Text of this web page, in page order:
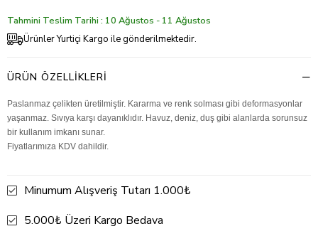
Tahmini Teslim Tarihi : 10 Ağustos - 11 Ağustos
Ürünler Yurtiçi Kargo ile gönderilmektedir.
ÜRÜN ÖZELLIKLERI
Paslanmaz çelikten üretilmiştir. Kararma ve renk solması gibi deformasyonlar
yaşanmaz. Sıvıya karşı dayanıklıdır. Havuz, deniz, duş gibi alanlarda sorunsuz
bir kullanım imkanı sunar.
Fiyatlarımıza KDV dahildir.
Minumum Alışveriş Tutarı 1.000₺
5.000₺ Üzeri Kargo Bedava